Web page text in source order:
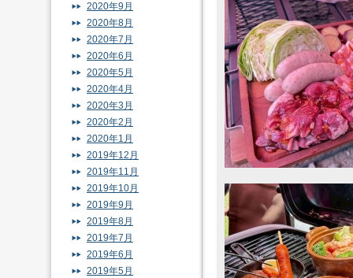
2020年9月
2020年8月
2020年7月
2020年6月
2020年5月
2020年4月
2020年3月
2020年2月
2020年1月
2019年12月
2019年11月
2019年10月
2019年9月
2019年8月
2019年7月
2019年6月
2019年5月